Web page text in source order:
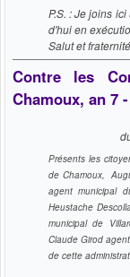
P.S. : Je joins
d'hui en
Salut et
Contre les
Chamoux, an 7
Présents les
de Chamoux,
agent municipal
Heustache
municipal de
Claude Girod
de cette